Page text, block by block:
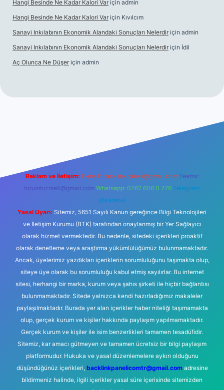
Hangi Besinde Ne Kadar Kalori Var için admin
Hangi Besinde Ne Kadar Kalori Var için Kıvılcım
Sanayi Inkılabının Ekonomik Alandaki Sonuçları Nelerdir için admin
Sanayi Inkılabının Ekonomik Alandaki Sonuçları Nelerdir için İdil
Aç Olunca Ne Düşer için admin
Reklam ve İletişim: E-mail: backlinkpaneli@gmail.com Teams:
forumhizmeti@gmail.com Whatsapp: 0262 606 0 726 Telegram:
@karabul
Yasal Uyarı: Sitemiz, 5651 Sayılı Kanun gereğince Bilgi Teknolojileri
ve İletişim Kurumu (BTK) tarafından onaylanmış bir Yer Sağlayıcı
olarak hizmet vermektedir. Bu nedenle, sitedeki içerikleri proaktif
olarak denetleme veya araştırma yükümlülüğümüz bulunmamaktadır.
Ancak, üyelerimiz yazdıkları içeriklerin sorumluluğunu taşımakta olup,
siteye üye olarak bu sorumluluğu kabul etmiş sayılırlar. Bu internet
sitesi, herhangi bir marka, kurum veya şahıs şirketi ile hiçbir bağlantısı
bulunmamaktadır. Sitede yalnızca kendi hazırladığımız makaleler
paylaşılmaktadır. Burada yer alan içerikler haber niteliği taşımamakta
olup, gerçek kurum ve kişiler hakkında paylaşım yapılmamaktadır.
Gerçek kurum ve kişiler ile isim benzerlikleri tamamen tesadüfidir.
Sitemiz, kar amacı gütmeyen ve tamamen ücretsiz bir bilgi paylaşım
platformudur. Hukuka ve yasal düzenlemelere aykırı olduğunu
düşündüğünüz içerikleri, backlinkpanelicomtr@gmail.comadresine
bildirmeniz halinde, ilgili içerikler yasal süre içerisinde sitemizden